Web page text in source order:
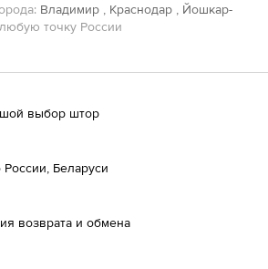
Владимир , Краснодар , Йошкар-
точку России
выбор штор
Беларуси
возврата и обмена